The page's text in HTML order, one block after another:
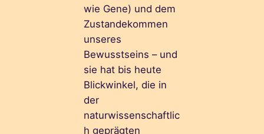
wie Gene) und dem
Zustandekommen
unseres
Bewusstseins – und
sie hat bis heute
Blickwinkel, die in
der
naturwissenschaftlic
h geprägten